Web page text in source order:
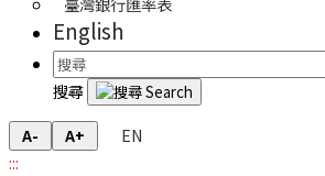
English
搜尋
A- A+
EN
:::